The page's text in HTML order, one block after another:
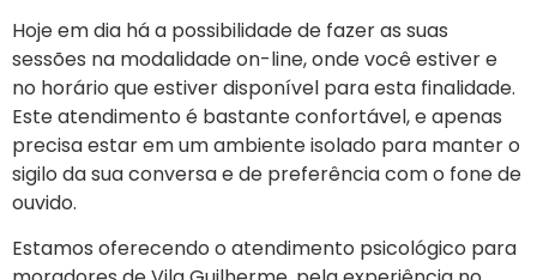
Hoje em dia há a possibilidade de fazer as suas
sessões na modalidade on-line, onde você estiver e
no horário que estiver disponível para esta finalidade.
Este atendimento é bastante confortável, e apenas
precisa estar em um ambiente isolado para manter o
sigilo da sua conversa e de preferência com o fone de
ouvido.
Estamos oferecendo o atendimento psicológico para